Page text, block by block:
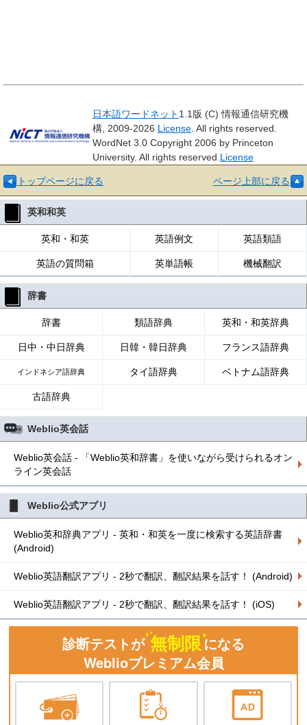
日本語ワードネット 1.1版 (C) 情報通信研究機
構, 2009-2026 License . All rights reserved.
WordNet 3.0 Copyright 2006 by Princeton
University. All rights reserved. License
トップページに戻る ページ上部に戻る
英和和英
英和・和英 英語例文 英語類語
英語の質問箱 英単語帳 機械翻訳
辞書
辞書 類語辞典 英和・和英辞典
日中・中日辞典 日韓・韓日辞典 フランス語辞典
インドネシア語辞典 タイ語辞典 ベトナム語辞典
古語辞典
Weblio英会話
Weblio英会話 - 「Weblio英和辞書」を使いながら受けられるオン
ライン英会話
Weblio公式アプリ
Weblio英和辞典アプリ - 英和・和英を一度に検索する英語辞書
(Android)
Weblio英語翻訳アプリ - 2秒で翻訳、翻訳結果を話す！ (Android)
Weblio英語翻訳アプリ - 2秒で翻訳、翻訳結果を話す！ (iOS)
診断テストが 無制限になる
Weblioプレミアム会員